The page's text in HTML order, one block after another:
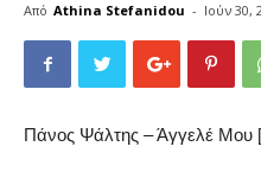
Από Athina Stefanidou - Ιούν 30,
Πάνος Ψάλτης – Άγγελέ Μου